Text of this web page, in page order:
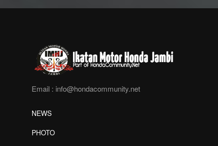
Email : info@hondacommunity.net
NEWS
PHOTO